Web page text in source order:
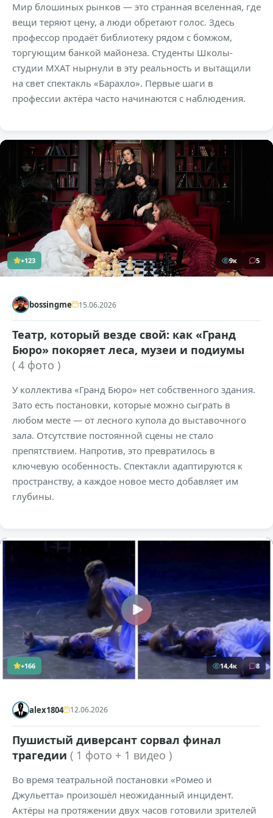
Мир блошиных рынков — это странная вселенная, где
вещи теряют цену, а люди обретают голос. Здесь
профессор продаёт библиотеку рядом с бомжом,
торгующим банкой майонеза. Студенты Школы-
студии МХАТ нырнули в эту реальность и вытащили
на свет спектакль «Барахло». Первые шаги в
профессии актёра часто начинаются с наблюдения.
+123 9к 5
bossingme 15.06.2026
Театр, который везде свой: как «Гранд
Бюро» покоряет леса, музеи и подиумы
( 4 фото )
У коллектива «Гранд Бюро» нет собственного здания.
Зато есть постановки, которые можно сыграть в
любом месте — от лесного купола до выставочного
зала. Отсутствие постоянной сцены не стало
препятствием. Напротив, это превратилось в
ключевую особенность. Спектакли адаптируются к
пространству, а каждое новое место добавляет им
глубины.
+166 14,4к 8
alex1804 12.06.2026
Пушистый диверсант сорвал финал
трагедии ( 1 фото + 1 видео )
Во время театральной постановки «Ромео и
Джульетта» произошёл неожиданный инцидент.
Актёры на протяжении двух часов готовили зрителей